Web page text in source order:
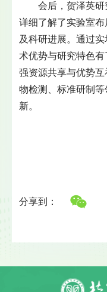
会后，贺泽英研
详细了解了实验室
及科研进展。通过
术优势与研究特色
强资源共享与优势
物检测、标准研制
新。
分享到：